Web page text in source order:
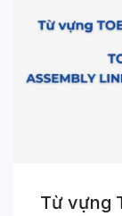
Từ vựng